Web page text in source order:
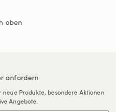
oben
anfordern
Produkte, besondere Aktionen
Angebote.